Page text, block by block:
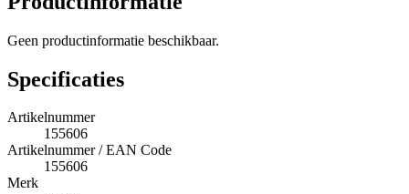
Geen productinformatie beschikbaar.
Specificaties
Artikelnummer
155606
Artikelnummer / EAN Code
155606
Merk